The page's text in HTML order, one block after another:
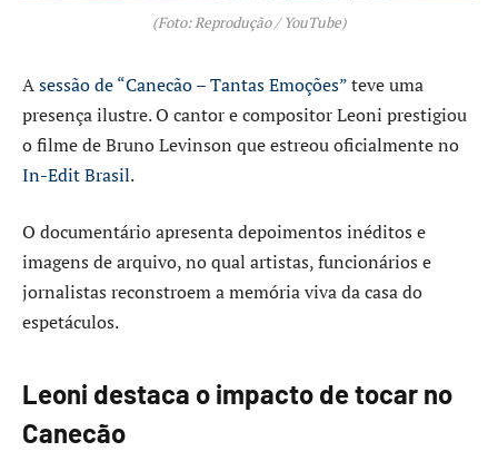
(Foto: Reprodução / YouTube)
Asessão de “Canecão – Tantas Emoções”teve uma
presença ilustre. O cantor e compositor Leoni prestigiou
o filme de Bruno Levinson que estreou oficialmente no
In-Edit Brasil.
O documentário apresenta depoimentos inéditos e
imagens de arquivo, no qual artistas, funcionários e
jornalistas reconstroem a memória viva da casa do
espetáculos.
Leoni destaca o impacto de tocar no
Canecão